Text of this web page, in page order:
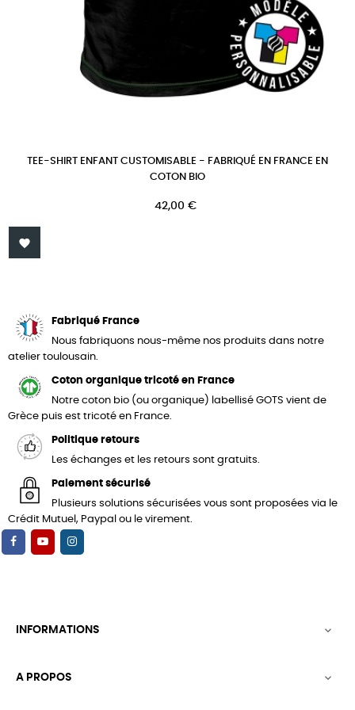
TEE-SHIRT ENFANT CUSTOMISABLE - FABRIQUÉ EN FRANCE EN
COTON BIO
Prix
42,00 €

Fabriqué France
Nous fabriquons nous-même nos produits dans notre
atelier toulousain.
Coton organique tricoté en France
Notre coton bio (ou organique) labellisé GOTS vient de
Grèce puis est tricoté en France.
Politique retours
Les échanges et les retours sont gratuits.
Paiement sécurisé
Plusieurs solutions sécurisées vous sont proposées via le
Crédit Mutuel, Paypal ou le virement.
INFORMATIONS 
A PROPOS 